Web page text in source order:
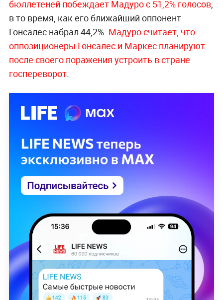
бюллетеней побеждает Мадуро с 51,2% голосов,
в то время, как его ближайший оппонент
Гонсалес набрал 44,2%. Мадуро считает, что
оппозиционеры Гонсалес и Маркес планируют
после своего поражения устроить в стране
госпереворот.